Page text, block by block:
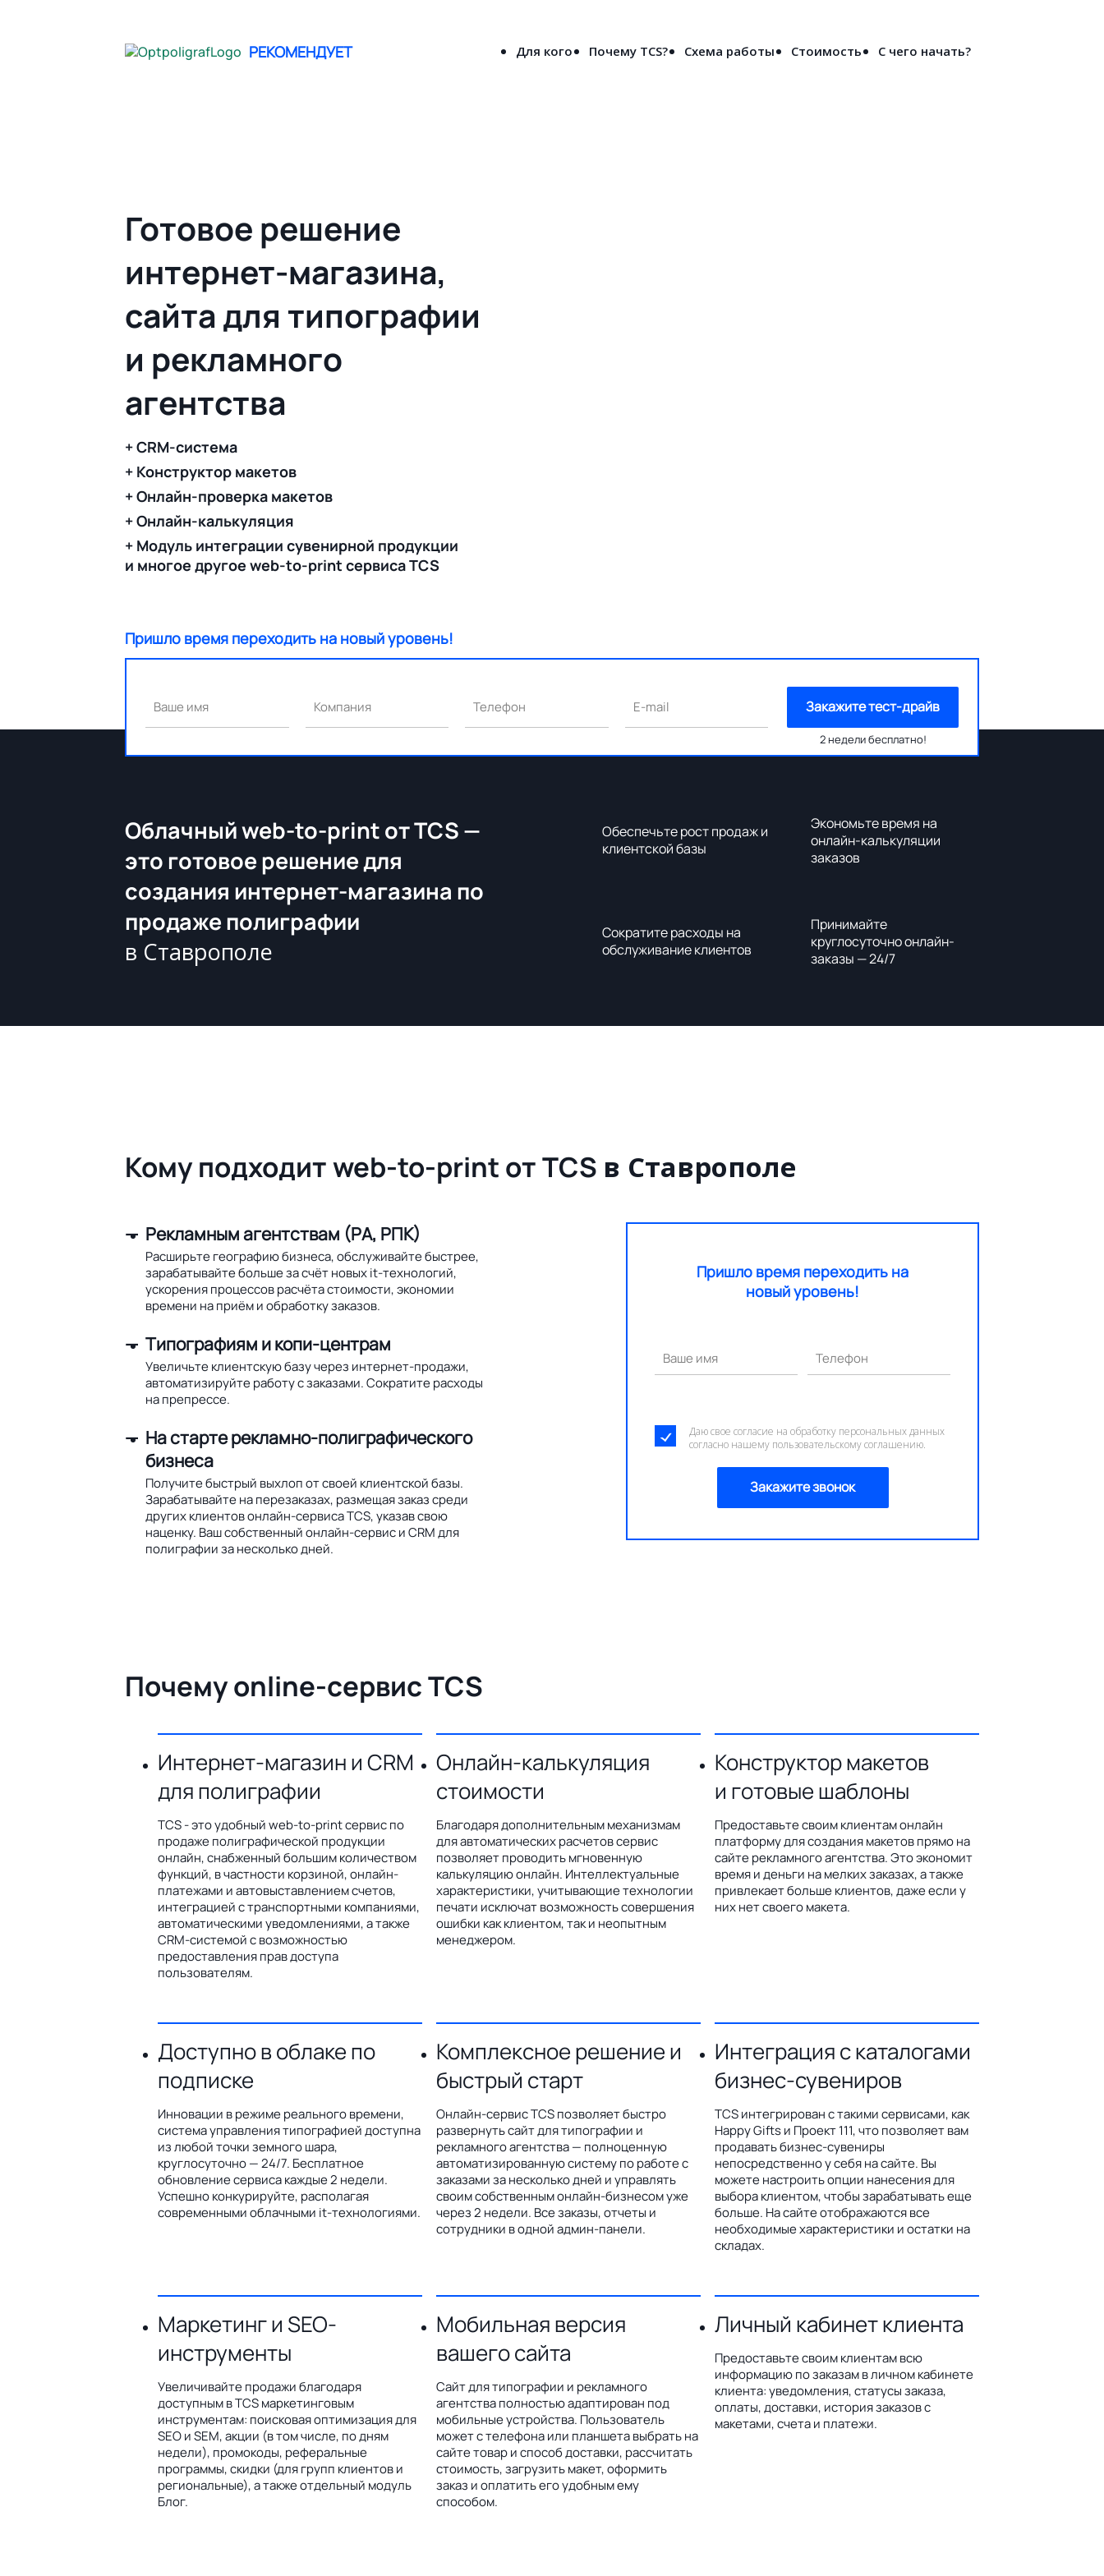
РЕКОМЕНДУЕТ Для кого Почему TCS? Схема работы Стоимость С чего начать?
Готовое решение
интернет-магазина,
сайта для типографии
и рекламного
агентства
+ CRM-система
+ Конструктор макетов
+ Онлайн-проверка макетов
+ Онлайн-калькуляция
+ Модуль интеграции сувенирной продукции
и многое другое web-to-print сервиса TCS
Пришло время переходить на новый уровень!
Ваше имя Компания Телефон E-mail Закажите тест-драйв
2 недели бесплатно!
Облачный web-to-print от TCS —
это готовое решение для
создания интернет-магазина по
продаже полиграфии
в Ставрополе
Обеспечьте рост продаж и
клиентской базы
Экономьте время на
онлайн-калькуляции
заказов
Сократите расходы на
обслуживание клиентов
Принимайте
круглосуточно онлайн-
заказы — 24/7
Кому подходит web-to-print от TCS в Ставрополе
Рекламным агентствам (РА, РПК)
Расширьте географию бизнеса, обслуживайте быстрее,
зарабатывайте больше за счёт новых it-технологий,
ускорения процессов расчёта стоимости, экономии
времени на приём и обработку заказов.
Типографиям и копи-центрам
Увеличьте клиентскую базу через интернет-продажи,
автоматизируйте работу с заказами. Сократите расходы
на препрессе.
На старте рекламно-полиграфического
бизнеса
Получите быстрый выхлоп от своей клиентской базы.
Зарабатывайте на перезаказах, размещая заказ среди
других клиентов онлайн-сервиса TCS, указав свою
наценку. Ваш собственный онлайн-сервис и CRM для
полиграфии за несколько дней.
Пришло время переходить на
новый уровень!
Ваше имя Телефон
Даю свое согласие на обработку персональных данных
согласно нашему пользовательскому соглашению.
Закажите звонок
Почему online-сервис TCS
Интернет-магазин и CRM
для полиграфии
TCS - это удобный web-to-print сервис по
продаже полиграфической продукции
онлайн, снабженный большим количеством
функций, в частности корзиной, онлайн-
платежами и автовыставлением счетов,
интеграцией с транспортными компаниями,
автоматическими уведомлениями, а также
CRM-системой с возможностью
предоставления прав доступа
пользователям.
Онлайн-калькуляция
стоимости
Благодаря дополнительным механизмам
для автоматических расчетов сервис
позволяет проводить мгновенную
калькуляцию онлайн. Интеллектуальные
характеристики, учитывающие технологии
печати исключат возможность совершения
ошибки как клиентом, так и неопытным
менеджером.
Конструктор макетов
и готовые шаблоны
Предоставьте своим клиентам онлайн
платформу для создания макетов прямо на
сайте рекламного агентства. Это экономит
время и деньги на мелких заказах, а также
привлекает больше клиентов, даже если у
них нет своего макета.
Доступно в облаке по
подписке
Инновации в режиме реального времени,
система управления типографией доступна
из любой точки земного шара,
круглосуточно — 24/7. Бесплатное
обновление сервиса каждые 2 недели.
Успешно конкурируйте, располагая
современными облачными it-технологиями.
Комплексное решение и
быстрый старт
Онлайн-сервис TCS позволяет быстро
развернуть сайт для типографии и
рекламного агентства — полноценную
автоматизированную систему по работе с
заказами за несколько дней и управлять
своим собственным онлайн-бизнесом уже
через 2 недели. Все заказы, отчеты и
сотрудники в одной админ-панели.
Интеграция с каталогами
бизнес-сувениров
TCS интегрирован с такими сервисами, как
Happy Gifts и Проект 111, что позволяет вам
продавать бизнес-сувениры
непосредственно у себя на сайте. Вы
можете настроить опции нанесения для
выбора клиентом, чтобы зарабатывать еще
больше. На сайте отображаются все
необходимые характеристики и остатки на
складах.
Маркетинг и SEO-
инструменты
Увеличивайте продажи благодаря
доступным в TCS маркетинговым
инструментам: поисковая оптимизация для
SEO и SEM, акции (в том числе, по дням
недели), промокоды, реферальные
программы, скидки (для групп клиентов и
региональные), а также отдельный модуль
Блог.
Мобильная версия
вашего сайта
Сайт для типографии и рекламного
агентства полностью адаптирован под
мобильные устройства. Пользователь
может с телефона или планшета выбрать на
сайте товар и способ доставки, рассчитать
стоимость, загрузить макет, оформить
заказ и оплатить его удобным ему
способом.
Личный кабинет клиента
Предоставьте своим клиентам всю
информацию по заказам в личном кабинете
клиента: уведомления, статусы заказа,
оплаты, доставки, история заказов с
макетами, счета и платежи.